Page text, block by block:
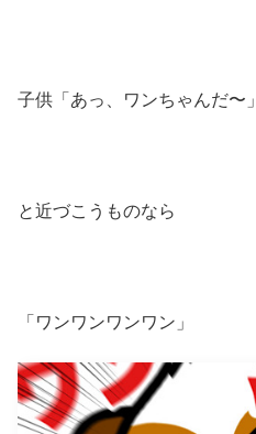
子供「あっ、ワンちゃんだ〜」
と近づこうものなら
「ワンワンワンワン」